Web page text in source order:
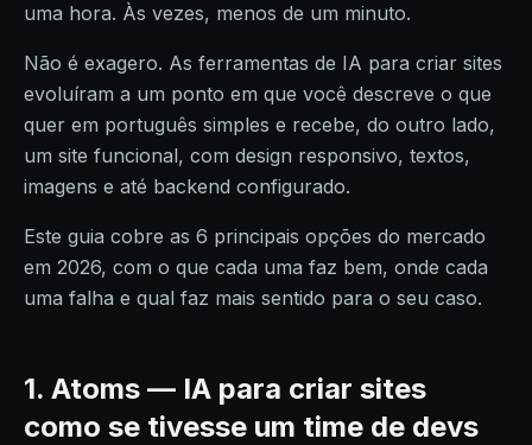
uma hora. Às vezes, menos de um minuto.
Não é exagero. As ferramentas de IA para criar sites
evoluíram a um ponto em que você descreve o que
quer em português simples e recebe, do outro lado,
um site funcional, com design responsivo, textos,
imagens e até backend configurado.
Este guia cobre as 6 principais opções do mercado
em 2026, com o que cada uma faz bem, onde cada
uma falha e qual faz mais sentido para o seu caso.
1. Atoms — IA para criar sites
como se tivesse um time de devs